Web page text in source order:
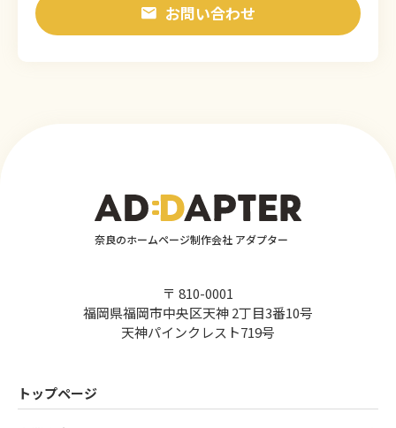
お問い合わせ
奈良のホームページ制作会社 アダプター
〒 810-0001
福岡県福岡市中央区天神 2丁目3番10号
天神パインクレスト719号
トップページ